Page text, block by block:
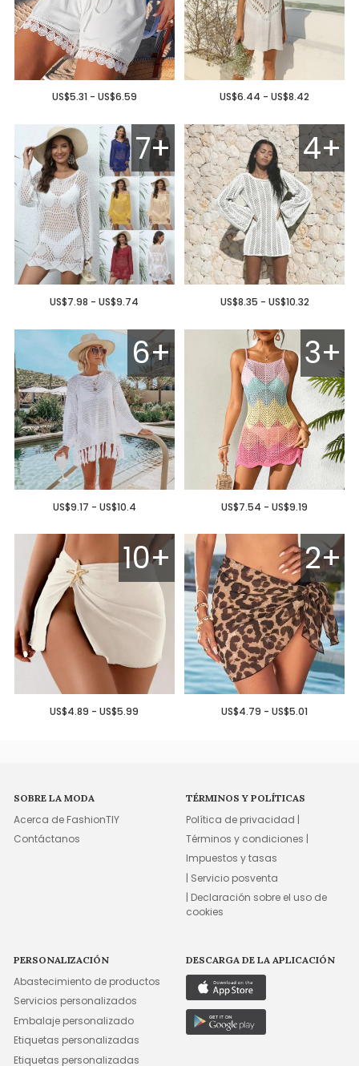
US$5.31 - US$6.59 US$6.44 - US$8.42
7+
US$7.98 - US$9.74
4+
US$8.35 - US$10.32
6+
US$9.17 - US$10.4
3+
US$7.54 - US$9.19
10+
US$4.89 - US$5.99
2+
US$4.79 - US$5.01
SOBRE LA MODA
Acerca de FashionTIY
Contáctanos
TÉRMINOS Y POLÍTICAS
Política de privacidad |
Términos y condiciones |
Impuestos y tasas
| Servicio posventa
| Declaración sobre el uso de
cookies
PERSONALIZACIÓN
Abastecimiento de productos
Servicios personalizados
Embalaje personalizado
Etiquetas personalizadas
Etiquetas personalizadas
DESCARGA DE LA APLICACIÓN